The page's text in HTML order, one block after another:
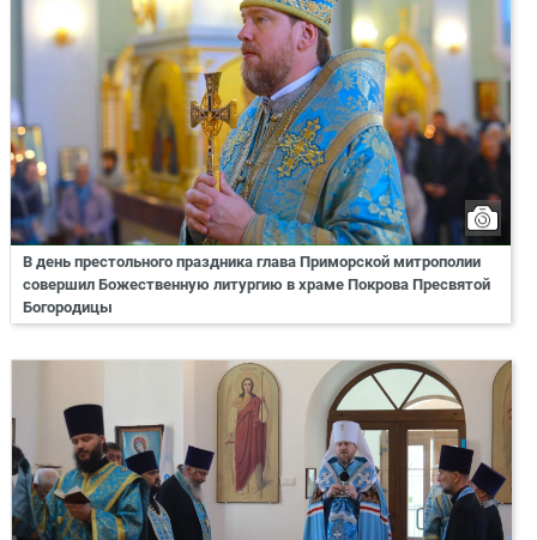
В день престольного праздника глава Приморской митрополии
совершил Божественную литургию в храме Покрова Пресвятой
Богородицы